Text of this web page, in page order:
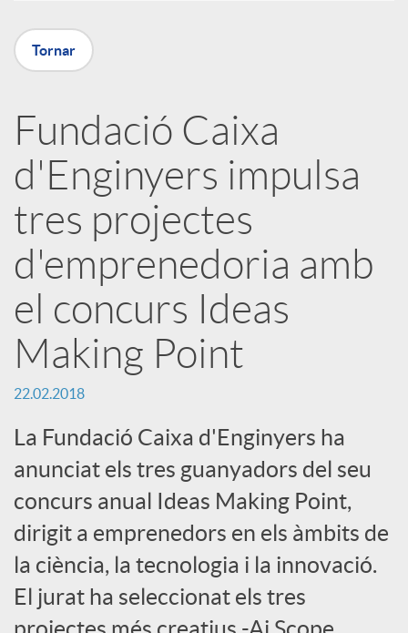
a
X
a
r
x
e
s
S
o
c
i
Tornar
Fundació Caixa
d'Enginyers impulsa
tres projectes
d'emprenedoria amb
el concurs Ideas
Making Point
22.02.2018
La Fundació Caixa d'Enginyers ha
anunciat els tres guanyadors del seu
concurs anual Ideas Making Point,
dirigit a emprenedors en els àmbits de
la ciència, la tecnologia i la innovació.
El jurat ha seleccionat els tres